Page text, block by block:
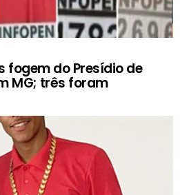
fogem do Presídio de
MG; três foram